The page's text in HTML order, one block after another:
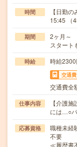
時間
【日勤
15:45 （
期間
2ヶ月～
スタート
時給 時給
交通費
交通費全
仕事内容
【介護
には…○
応募資格
職種未経
不要
≪履歴書